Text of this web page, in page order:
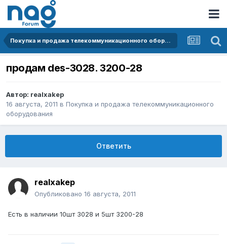
Покупка и продажа телекоммуникационного оборудования
продам des-3028. 3200-28
Автор: realxakep
16 августа, 2011 в Покупка и продажа телекоммуникационного
оборудования
Ответить
realxakep
Опубликовано 16 августа, 2011
Есть в наличии 10шт 3028 и 5шт 3200-28